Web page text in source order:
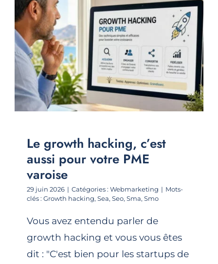
Le growth hacking, c’est
aussi pour votre PME
varoise
29 juin 2026 | Catégories : Webmarketing | Mots-
clés : Growth hacking, Sea, Seo, Sma, Smo
Vous avez entendu parler de
growth hacking et vous vous êtes
dit : "C'est bien pour les startups de